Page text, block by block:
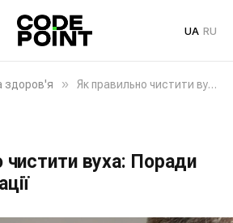
UA RU
здоров'я » Як правильно чистити вуха: Поради та рекомендації
чистити вуха: Поради